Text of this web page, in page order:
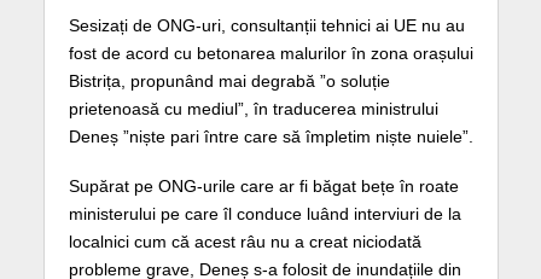
Sesizați de ONG-uri, consultanții tehnici ai UE nu au
fost de acord cu betonarea malurilor în zona orașului
Bistrița, propunând mai degrabă ”o soluție
prietenoasă cu mediul”, în traducerea ministrului
Deneș ”niște pari între care să împletim niște nuiele”.
Supărat pe ONG-urile care ar fi băgat bețe în roate
ministerului pe care îl conduce luând interviuri de la
localnici cum că acest râu nu a creat niciodată
probleme grave, Deneș s-a folosit de inundațiile din